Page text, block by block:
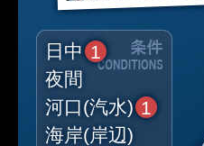
日中 1
夜間
河口(汽水) 1
海岸(岸辺)